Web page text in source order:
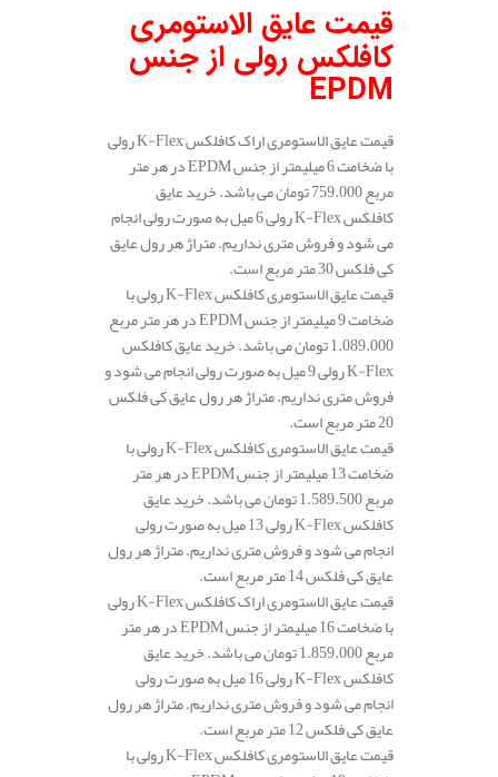
قیمت عایق الاستومری
کافلکس رولی از جنس
EPDM
قیمت عایق الاستومری اراک کافلکس K-Flex رولی
با ضخامت 6 میلیمتر از جنس EPDM در هر متر
مربع 759.000 تومان می باشد. خرید عایق
کافلکس K-Flex رولی 6 میل به صورت رولی انجام
می شود و فروش متری نداریم. متراژ هر رول عایق
کی فلکس 30 متر مربع است.
قیمت عایق الاستومری کافلکس K-Flex رولی با
ضخامت 9 میلیمتر از جنس EPDM در هر متر مربع
1.089.000 تومان می باشد. خرید عایق کافلکس
K-Flex رولی 9 میل به صورت رولی انجام می شود و
فروش متری نداریم. متراژ هر رول عایق کی فلکس
20 متر مربع است.
قیمت عایق الاستومری کافلکس K-Flex رولی با
ضخامت 13 میلیمتر از جنس EPDM در هر متر
مربع 1.589.500 تومان می باشد. خرید عایق
کافلکس K-Flex رولی 13 میل به صورت رولی
انجام می شود و فروش متری نداریم. متراژ هر رول
عایق کی فلکس 14 متر مربع است.
قیمت عایق الاستومری اراک کافلکس K-Flex رولی
با ضخامت 16 میلیمتر از جنس EPDM در هر متر
مربع 1.859.000 تومان می باشد. خرید عایق
کافلکس K-Flex رولی 16 میل به صورت رولی
انجام می شود و فروش متری نداریم. متراژ هر رول
عایق کی فلکس 12 متر مربع است.
قیمت عایق الاستومری کافلکس K-Flex رولی با